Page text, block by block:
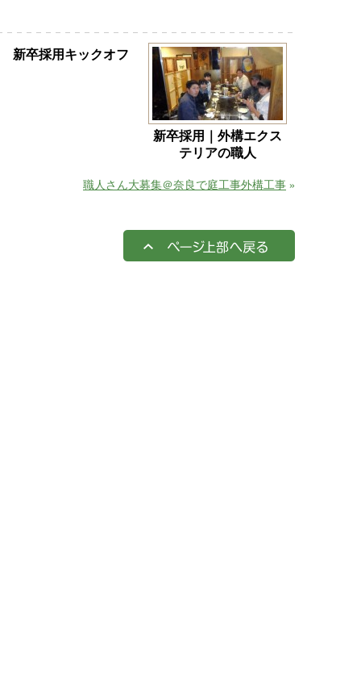
新卒採用キックオフ
新卒採用｜外構エクス
テリアの職人
職人さん大募集＠奈良で庭工事外構工事 »